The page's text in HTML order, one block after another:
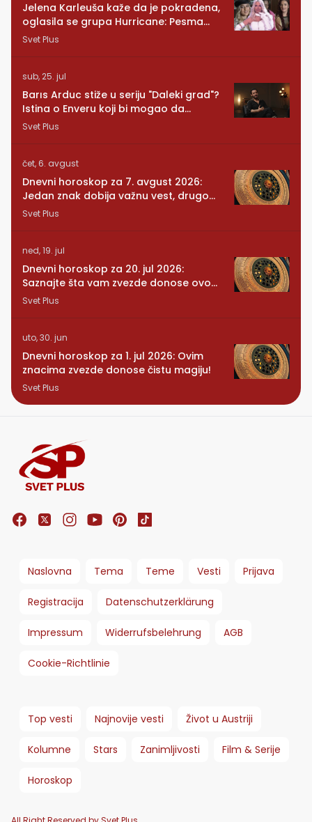
Jelena Karleuša kaže da je pokradena,
oglasila se grupa Hurricane: Pesma
RUNDE je naša!
Svet Plus
sub, 25. jul
Barıs Arduc stiže u seriju "Daleki grad"?
Istina o Enveru koji bi mogao da
promeni sve
Svet Plus
čet, 6. avgust
Dnevni horoskop za 7. avgust 2026:
Jedan znak dobija važnu vest, drugom
se vraća osoba iz prošlosti
Svet Plus
ned, 19. jul
Dnevni horoskop za 20. jul 2026:
Saznajte šta vam zvezde donose ovog
ponedeljka
Svet Plus
uto, 30. jun
Dnevni horoskop za 1. jul 2026: Ovim
znacima zvezde donose čistu magiju!
Svet Plus
Naslovna Tema Teme Vesti Prijava
Registracija Datenschutzerklärung
Impressum Widerrufsbelehrung AGB
Cookie-Richtlinie
Top vesti Najnovije vesti Život u Austriji
Kolumne Stars Zanimljivosti Film & Serije
Horoskop